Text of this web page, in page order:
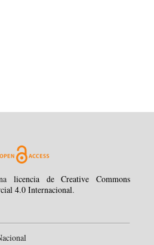
licencia de Creative Commons
4.0 Internacional.